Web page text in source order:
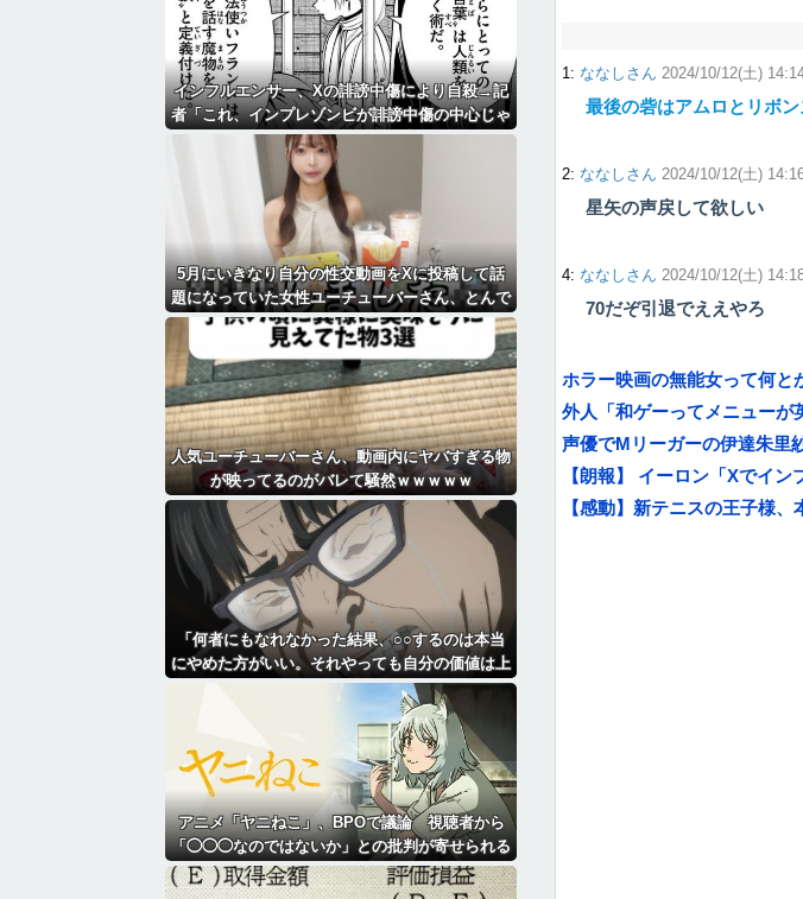
1: ななしさん 2024/10/12(土)
最後の砦はアムロとリボ
2: ななしさん 2024/10/12(土)
星矢の声戻して欲しい
4: ななしさん 2024/10/12(土)
70だぞ引退でええやろ
ホラー映画の無能女って何と
外人「和ゲーってメニューが
声優でMリーガーの伊達朱里
【朗報】 イーロン「Xでイ
【感動】新テニスの王子様
インフルエンサー、Xの誹謗中傷により自殺→記
者「これ、インプレゾンビが誹謗中傷の中心じゃ
ね？」→分析していくとヤバイ真実が浮かび上が
る
5月にいきなり自分の性交動画をXに投稿して話
題になっていた女性ユーチューバーさん、とんで
もないことになっていた・・・
人気ユーチューバーさん、動画内にヤバすぎる物
が映ってるのがバレて騒然ｗｗｗｗｗ
「何者にもなれなかった結果、○○するのは本当
にやめた方がいい。それやっても自分の価値は上
がらない」→各界隈に突き刺さってしまう
アニメ「ヤニねこ」、BPOで議論 視聴者から
「◯◯◯なのではないか」との批判が寄せられる